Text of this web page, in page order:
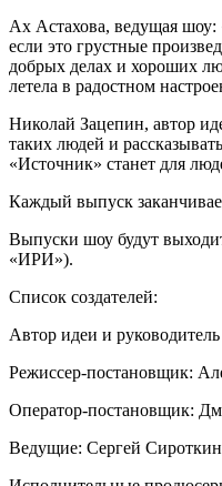
Ах Астахова, ведущая шоу:
если это грустные
добрых делах и хороших
летела в радостном
Николай Зацепин, автор
таких людей и
«Источник» станет для
Каждый выпуск
Выпуски шоу будут
«ИРИ»).
Список создателей:
Автор идеи и
Режиссер-постановщик:
Оператор-постановщик:
Ведущие: Сергей